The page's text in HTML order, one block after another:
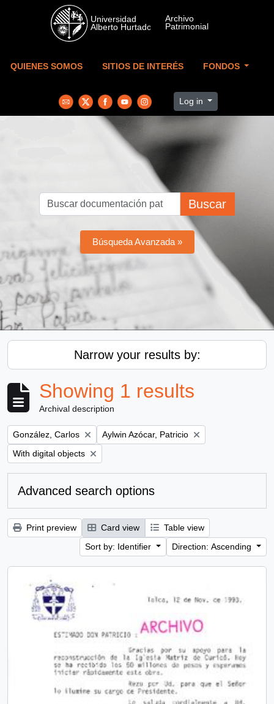
Skip to main content
QUIENES SOMOS SITIOS DE INTERÉS FONDOS
Log in
Buscar
Búsqueda Avanzada »
Narrow your results by:
Showing 1 results
Archival description
Remove filter:
González, Carlos Remove filter:
Aylwin Azócar, Patricio
Remove filter:
With digital objects
Advanced search options
Print preview Card view
Table view
Sort by: Identifier
Direction: Ascending